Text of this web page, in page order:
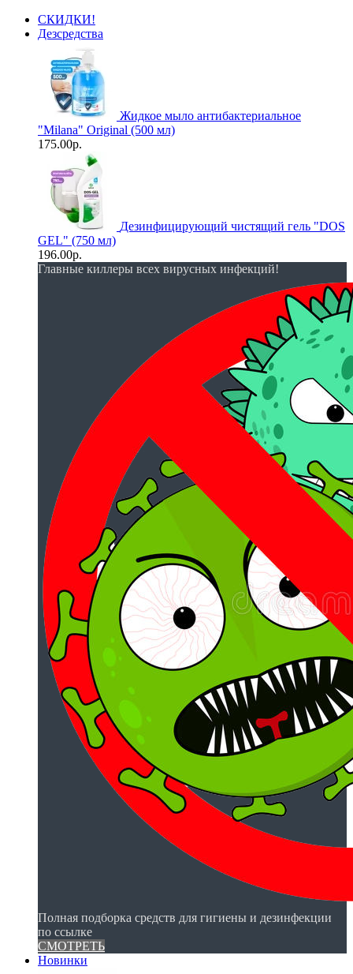
СКИДКИ!
Дезсредства
Жидкое мыло антибактериальное
"Milana" Original (500 мл)
175.00р.
Дезинфицирующий чистящий гель "DOS
GEL" (750 мл)
196.00р.
Главные киллеры всех вирусных инфекций!
Полная подборка средств для гигиены и дезинфекции
по ссылке
СМОТРЕТЬ
Новинки